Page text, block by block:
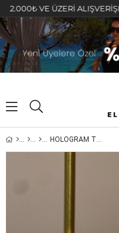
VE ÜZERİ
HOLOGRAM TAŞLI HALKA KÜPE 1,5cm